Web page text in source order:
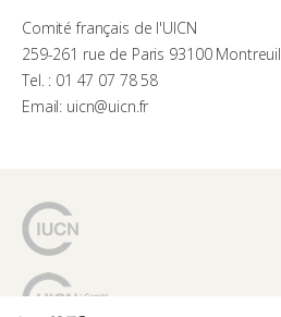
Comité français de l'UICN
259-261 rue de Paris 93100 Montreuil
Tel. : 01 47 07 78 58
Email: uicn@uicn.fr